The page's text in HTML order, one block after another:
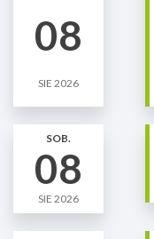
08
SIE 2026
SOB.
08
SIE 2026